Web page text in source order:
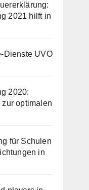
2021 hilft in
Dienste UVO
2020:
optimalen
für Schulen
in